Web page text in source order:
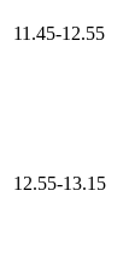
11.45-12.55
12.55-13.15